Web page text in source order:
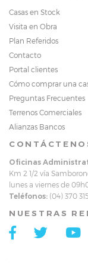
Casas en Stock
Visita en Obra
Plan Referidos
Contacto
Portal clientes
Cómo comprar una
Preguntas Frecuentes
Terrenos Comerciales
Alianzas Bancos
Oficinas
Km 2 1/2 vía
lunes a viernes de
Teléfonos: (04) 370
NUESTRAS